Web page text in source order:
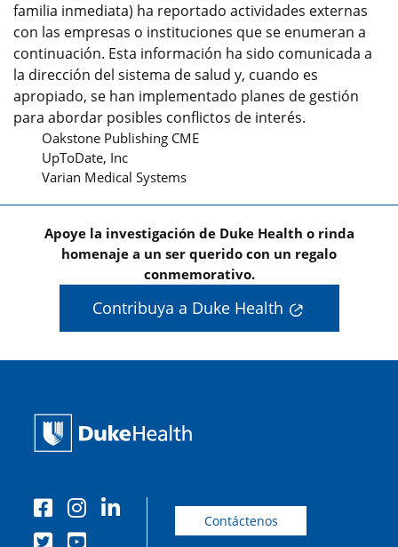
familia inmediata) ha reportado actividades externas
con las empresas o instituciones que se enumeran a
continuación. Esta información ha sido comunicada a
la dirección del sistema de salud y, cuando es
apropiado, se han implementado planes de gestión
para abordar posibles conflictos de interés.
Oakstone Publishing CME
UpToDate, Inc
Varian Medical Systems
Apoye la investigación de Duke Health o rinda
homenaje a un ser querido con un regalo
conmemorativo.
Contribuya a Duke Health
Contáctenos